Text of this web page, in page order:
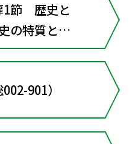
節 歴史と
の特質と資
901）